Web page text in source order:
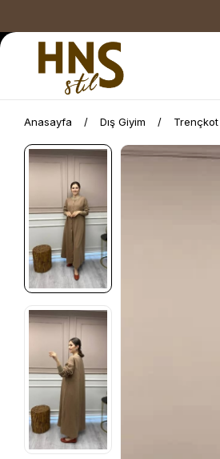
Anasayfa Dış Giyim Trençkot